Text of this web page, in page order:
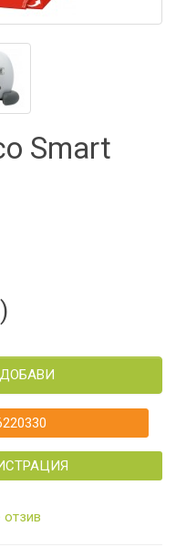
Smart
ДОБАВИ
отзив